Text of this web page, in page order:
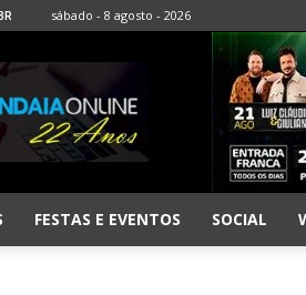
sábado - 8 agosto - 2026
FESTAS E EVENTOS SOCIAL